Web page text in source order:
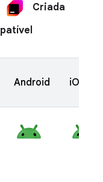
Criada
Android iOS